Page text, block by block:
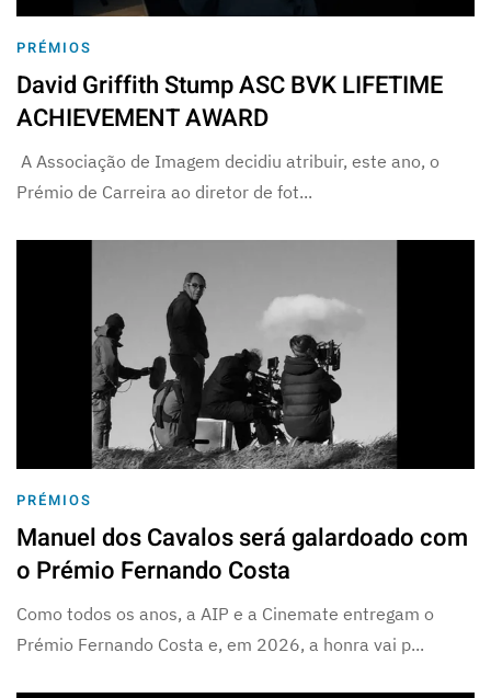
PRÉMIOS
David Griffith Stump ASC BVK LIFETIME
ACHIEVEMENT AWARD
A Associação de Imagem decidiu atribuir, este ano, o
Prémio de Carreira ao diretor de fot...
PRÉMIOS
Manuel dos Cavalos será galardoado com
o Prémio Fernando Costa
Como todos os anos, a AIP e a Cinemate entregam o
Prémio Fernando Costa e, em 2026, a honra vai p...